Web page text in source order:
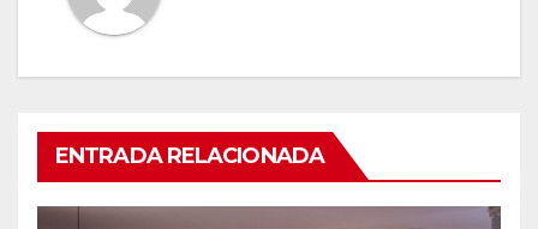
ENTRADA RELACIONADA